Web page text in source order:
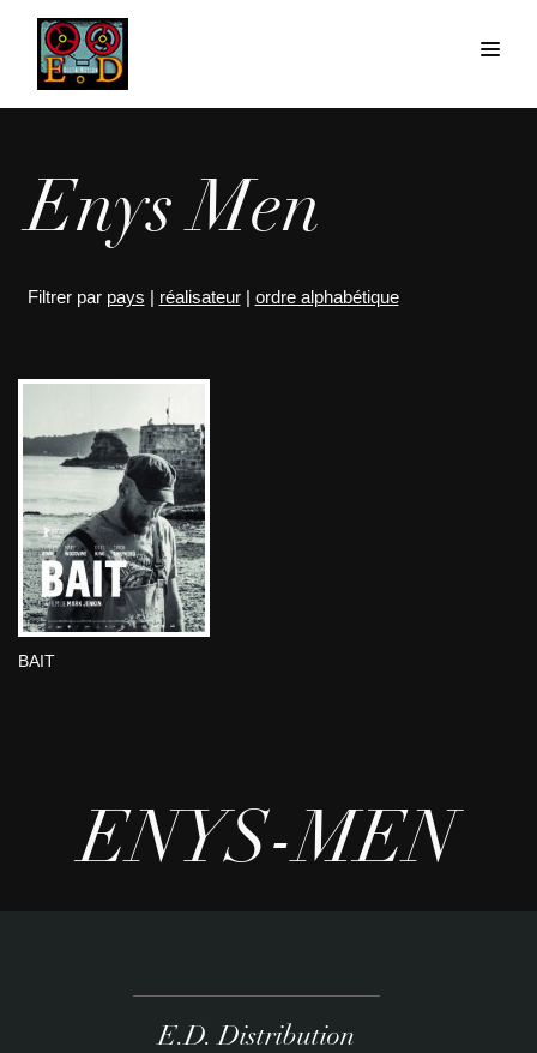
Enys Men
Filtrer par pays | réalisateur| ordre alphabétique
BAIT
ENYS-MEN
E.D. Distribution